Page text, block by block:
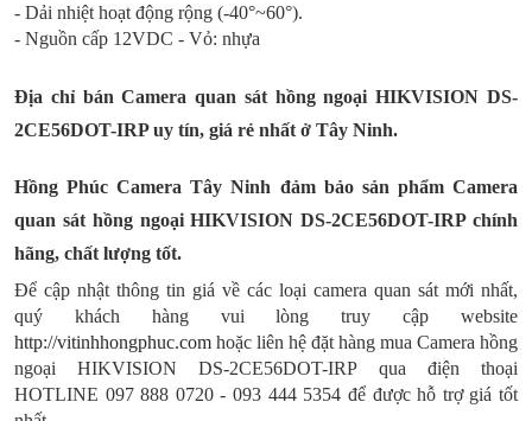
- Dải nhiệt hoạt động rộng (-40°~60°).
- Nguồn cấp 12VDC - Vỏ: nhựa
Địa chỉ bán Camera quan sát hồng ngoại HIKVISION DS-
2CE56DOT-IRP uy tín, giá rẻ nhất ở Tây Ninh.
Hồng Phúc Camera Tây Ninh đảm bảo sản phẩm Camera
quan sát hồng ngoại HIKVISION DS-2CE56DOT-IRP chính
hãng, chất lượng tốt.
Để cập nhật thông tin giá về các loại camera quan sát mới nhất,
quý khách hàng vui lòng truy cập website
http://vitinhhongphuc.com hoặc liên hệ đặt hàng mua Camera hồng
ngoại HIKVISION DS-2CE56DOT-IRP qua điện thoại
HOTLINE 097 888 0720 - 093 444 5354 để được hỗ trợ giá tốt